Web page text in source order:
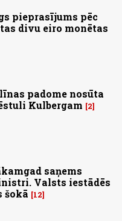
pieprasījums pēc
divu eiro monētas
padome nosūta
Kulbergam
2
saņems
Valsts iestādēs
šokā
12